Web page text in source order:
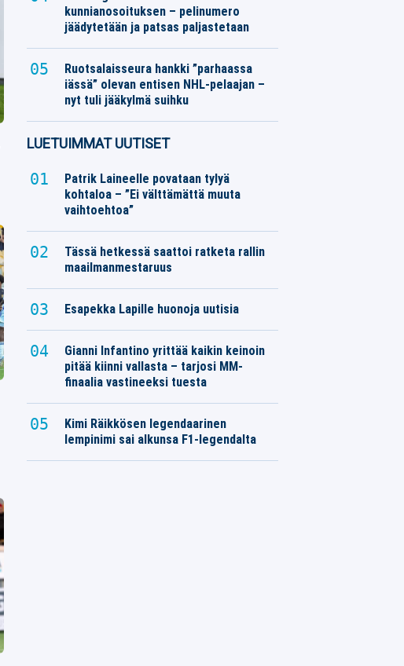
kunnianosoituksen – pelinumero
jäädytetään ja patsas paljastetaan
Ruotsalaisseura hankki ”parhaassa
iässä” olevan entisen NHL-pelaajan –
nyt tuli jääkylmä suihku
LUETUIMMAT UUTISET
Patrik Laineelle povataan tylyä
kohtaloa – ”Ei välttämättä muuta
vaihtoehtoa”
Tässä hetkessä saattoi ratketa rallin
maailmanmestaruus
Esapekka Lapille huonoja uutisia
Gianni Infantino yrittää kaikin keinoin
pitää kiinni vallasta – tarjosi MM-
finaalia vastineeksi tuesta
Kimi Räikkösen legendaarinen
lempinimi sai alkunsa F1-legendalta